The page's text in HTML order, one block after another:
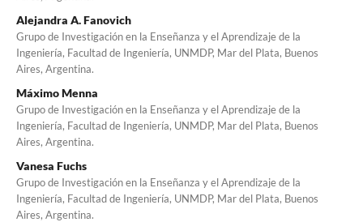
Alejandra A. Fanovich
Grupo de Investigación en la Enseñanza y el Aprendizaje de la
Ingeniería, Facultad de Ingeniería, UNMDP, Mar del Plata, Buenos
Aires, Argentina.
Máximo Menna
Grupo de Investigación en la Enseñanza y el Aprendizaje de la
Ingeniería, Facultad de Ingeniería, UNMDP, Mar del Plata, Buenos
Aires, Argentina.
Vanesa Fuchs
Grupo de Investigación en la Enseñanza y el Aprendizaje de la
Ingeniería, Facultad de Ingeniería, UNMDP, Mar del Plata, Buenos
Aires, Argentina.